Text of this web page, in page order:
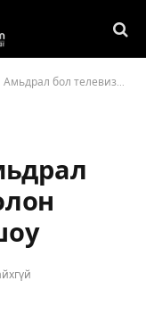
телевизийн олон ангит реалитит шоу